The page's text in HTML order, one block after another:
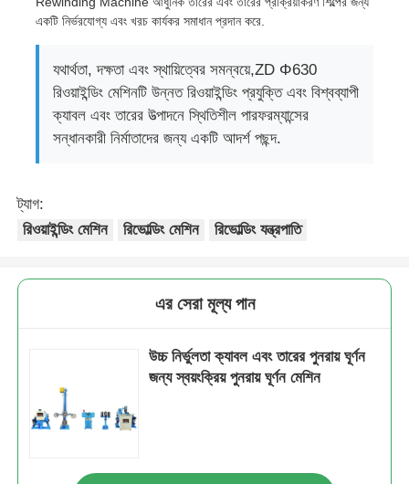
ক্যাবল রোলিং মেশিন
একটি নির্ভরযোগ্য এবং খরচ কার্যকর সমাধান প্রদান করে.
যথার্থতা, দক্ষতা এবং স্থায়িত্বের সমন্বয়ে,ZD Φ630
রিওয়াইন্ডিং মেশিনটি উন্নত রিওয়াইন্ডিং প্রযুক্তি এবং বিশ্বব্যাপী
ক্যাবল এবং তারের উত্পাদনে স্থিতিশীল পারফরম্যান্সের
সন্ধানকারী নির্মাতাদের জন্য একটি আদর্শ পছন্দ.
ট্যাগ:
রিওয়াইন্ডিং মেশিন
রিভোল্ডিং মেশিন রিভোল্ডিং যন্ত্রপাতি
এর সেরা মূল্য পান
উচ্চ নির্ভুলতা ক্যাবল এবং তারের পুনরায় ঘূর্ণন
জন্য স্বয়ংক্রিয় পুনরায় ঘূর্ণন মেশিন